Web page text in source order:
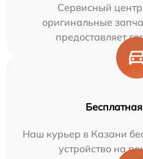
Сервисный
оригинальные
предоставляет
Наш курьер в Казани
устройство на